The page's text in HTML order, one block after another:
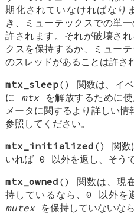
期化されていなければなり
き、ミューテックスでの単
許されます。それが破壊さ
クスを保持するか、ミュー
のスレッドがあることは許さ
mtx_sleep() 関数は、イベ
に mtx を解放するために
メータに関するより詳しい情
参照してください。
mtx_initialized () 関数
いれば 0 以外を返し、そう
mtx_owned () 関数は、現
持しているなら、0 以外を
mutex を保持していないな